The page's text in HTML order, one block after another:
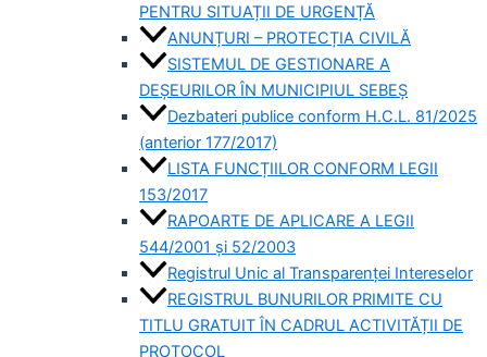
PENTRU SITUAȚII DE URGENȚĂ
ANUNȚURI – PROTECȚIA CIVILĂ
SISTEMUL DE GESTIONARE A
DEȘEURILOR ÎN MUNICIPIUL SEBEȘ
Dezbateri publice conform H.C.L. 81/2025
(anterior 177/2017)
LISTA FUNCȚIILOR CONFORM LEGII
153/2017
RAPOARTE DE APLICARE A LEGII
544/2001 și 52/2003
Registrul Unic al Transparenței Intereselor
REGISTRUL BUNURILOR PRIMITE CU
TITLU GRATUIT ÎN CADRUL ACTIVITĂȚII DE
PROTOCOL